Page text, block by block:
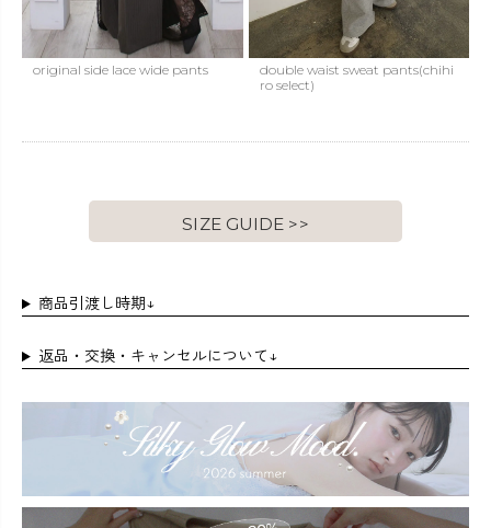
original side lace wide pants
double waist sweat pants(chihi
ro select)
SIZE GUIDE >>
商品引渡し時期↓
返品・交換・キャンセルについて↓